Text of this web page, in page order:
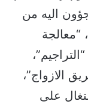
اليه من
“معالجة
الازواج”،
على